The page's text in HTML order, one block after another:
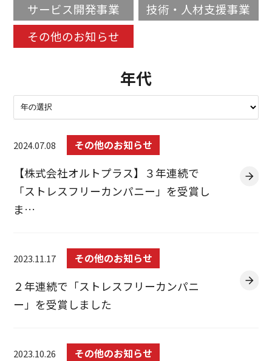
2024.07.08 その他のお知らせ
【株式会社オルトプラス】３年連続で
「ストレスフリーカンパニー」を受賞し
ま…
2023.11.17 その他のお知らせ
２年連続で「ストレスフリーカンパニ
ー」を受賞しました
2023.10.26 その他のお知らせ
サービス開発事業
技術・人材支援事業
その他のお知らせ
年代